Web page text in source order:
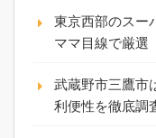
東京西部のスー
ママ目線で厳選
武蔵野市三鷹市
利便性を徹底調